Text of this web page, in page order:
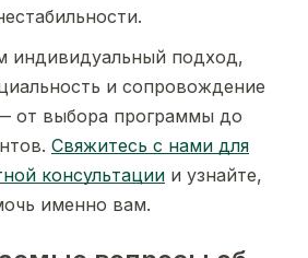
индивидуальный подход,
и сопровождение
от выбора программы до
Свяжитесь с нами для
консультации и узнайте,
именно вам.